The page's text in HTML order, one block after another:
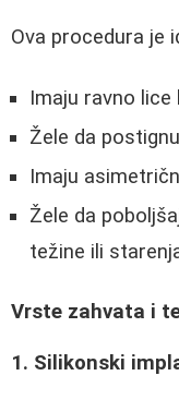
Ova procedura je
Imaju ravno
Žele da
Imaju
Žele da
težine ili
Vrste zahvata i
1. Silikonski